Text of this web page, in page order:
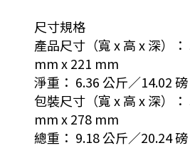
尺寸規格
產品尺寸（寬 x 高 x 深）
mm x 221 mm
淨重： 6.36 公斤／14.02 磅
包裝尺寸（寬 x 高 x 深）
mm x 278 mm
總重： 9.18 公斤／20.24 磅